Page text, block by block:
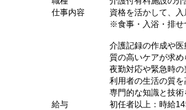
仕事内容
資格を活かして、入
※食事・入浴・排せ
介護記録の作成や医
質の高いケアが求め
夜勤対応や緊急時の
利用者の生活の質を
専門的な知識と技術
給与
初任者以上：時給